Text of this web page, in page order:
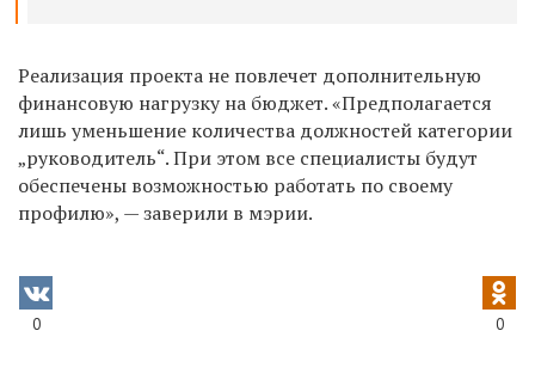
Реализация проекта не повлечет дополнительную
финансовую нагрузку на бюджет. «Предполагается
лишь уменьшение количества должностей категории
„руководитель“. При этом все специалисты будут
обеспечены возможностью работать по своему
профилю», — заверили в мэрии.
0 0